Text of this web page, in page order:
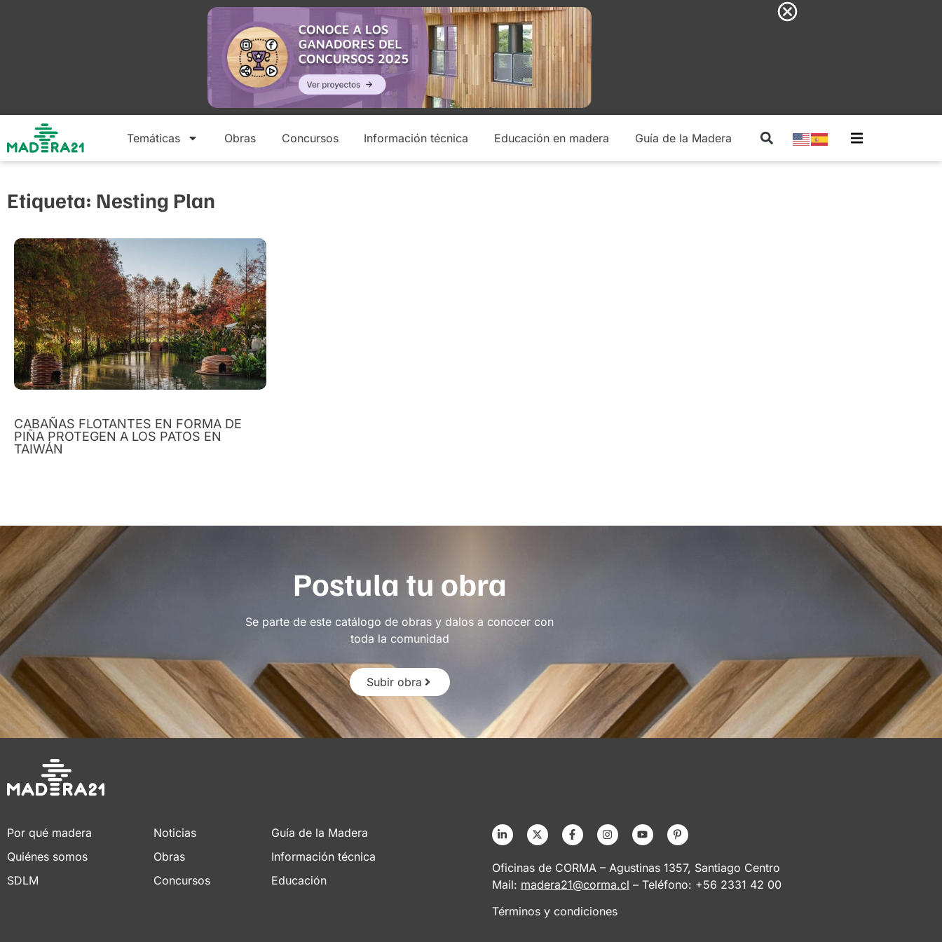
Temáticas Obras Concursos Información técnica Educación en madera Guía de la Madera
Etiqueta: Nesting Plan
CABAÑAS FLOTANTES EN FORMA DE
PIÑA PROTEGEN A LOS PATOS EN
TAIWÁN
Postula tu obra
Se parte de este catálogo de obras y dalos a conocer con
toda la comunidad
Subir obra
Por qué madera
Quiénes somos
SDLM
Noticias
Obras
Concursos
Guía de la Madera
Información técnica
Educación
Oficinas de CORMA – Agustinas 1357, Santiago Centro
Mail: madera21@corma.cl – Teléfono: +56 2331 42 00
Términos y condiciones